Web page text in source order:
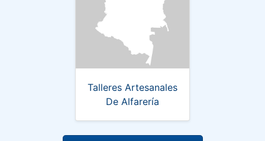
Talleres Artesanales
De Alfarería